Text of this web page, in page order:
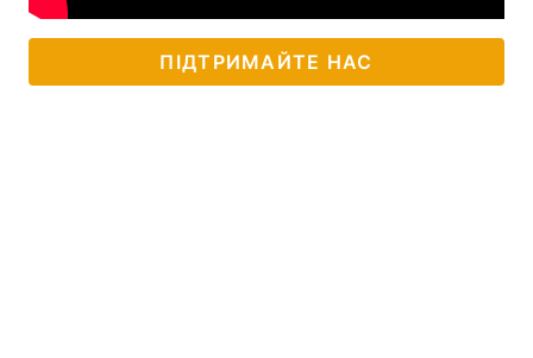
ПІДТРИМАЙТЕ НАС